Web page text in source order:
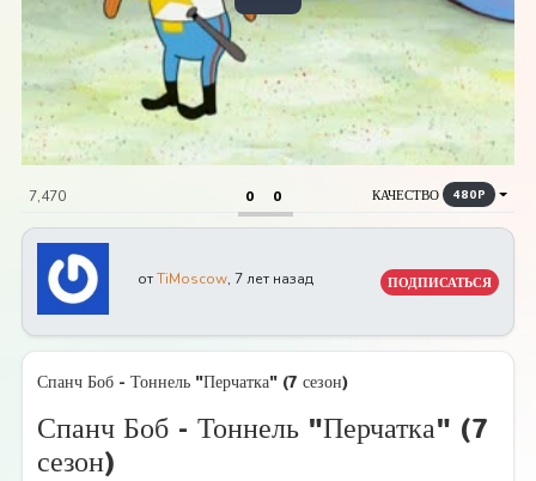
7,470 0 0 КАЧЕСТВО 480P
отTiMoscow, 7 лет назад ПОДПИСАТЬСЯ
Спанч Боб - Тоннель "Перчатка" (7 сезон)
Спанч Боб - Тоннель "Перчатка" (7
сезон)